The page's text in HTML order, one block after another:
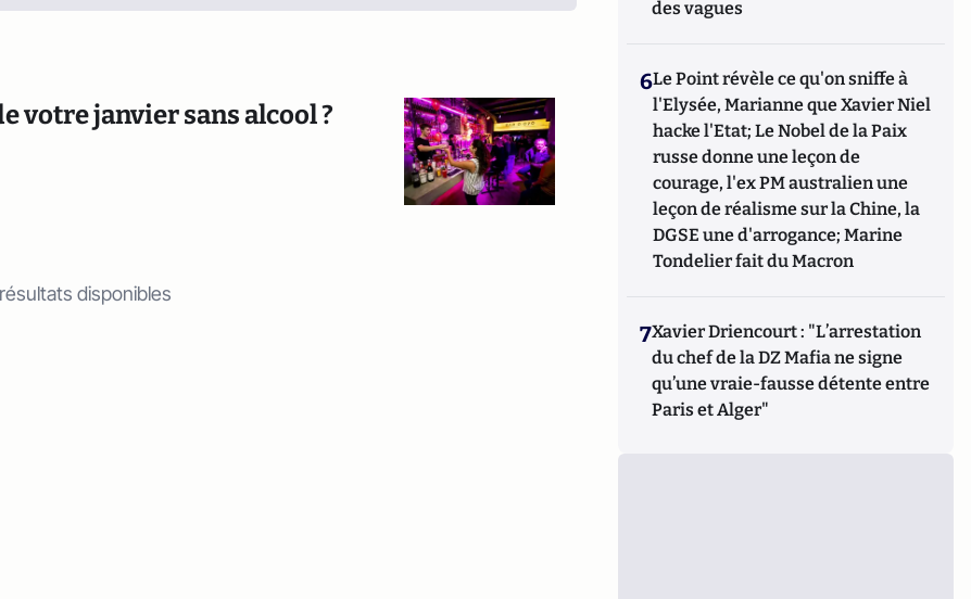
votre janvier sans alcool ?
disponibles
des vagues
6Le Point révèle ce qu'on sniffe à
l'Elysée, Marianne que Xavier Niel
hacke l'Etat; Le Nobel de la Paix
russe donne une leçon de
courage, l'ex PM australien une
leçon de réalisme sur la Chine, la
DGSE une d'arrogance; Marine
Tondelier fait du Macron
7Xavier Driencourt : "L’arrestation
du chef de la DZ Mafia ne signe
qu’une vraie-fausse détente entre
Paris et Alger"